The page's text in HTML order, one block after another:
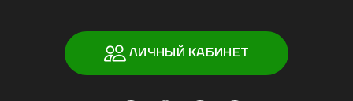
ЛИЧНЫЙ КАБИНЕТ